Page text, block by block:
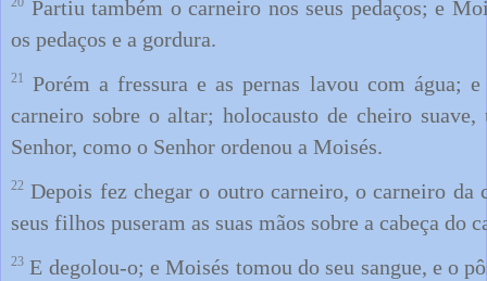
Partiu também o carneiro nos seus pedaços; e
os pedaços e a gordura.
21
Porém a fressura e as pernas lavou com água;
carneiro sobre o altar; holocausto de cheiro suave,
Senhor, como o Senhor ordenou a Moisés.
22 Depois fez chegar o outro carneiro, o carneiro da
seus filhos puseram as suas mãos sobre a cabeça do
23 E degolou-o; e Moisés tomou do seu sangue, e o